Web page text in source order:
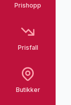
Prishopp
Prisfall
Butikker